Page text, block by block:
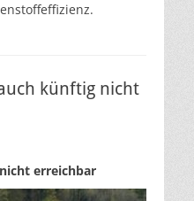
künftig nicht
erreichbar